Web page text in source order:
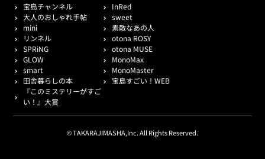
宝島チャンネル
InRed
大人のおしゃれ手帖
sweet
mini
素敵なあの人
リンネル
otona ROSY
SPRiNG
otona MUSE
GLOW
MonoMax
smart
MonoMaster
田舎暮らしの本
宝島すごい！WEB
『このミステリーがすご
い！』大賞
© TAKARAJIMASHA,Inc. All Rights Reserved.